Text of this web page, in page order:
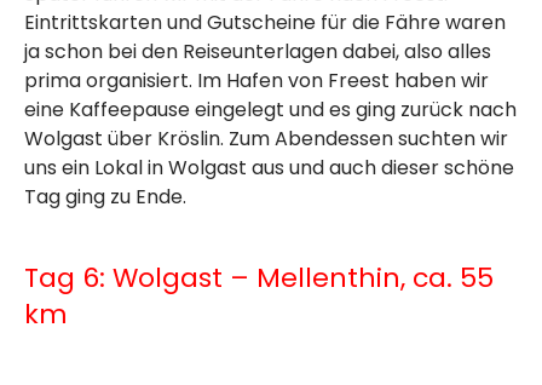
Eintrittskarten und Gutscheine für die Fähre waren
ja schon bei den Reiseunterlagen dabei, also alles
prima organisiert. Im Hafen von Freest haben wir
eine Kaffeepause eingelegt und es ging zurück nach
Wolgast über Kröslin. Zum Abendessen suchten wir
uns ein Lokal in Wolgast aus und auch dieser schöne
Tag ging zu Ende.
Tag 6: Wolgast – Mellenthin, ca. 55
km